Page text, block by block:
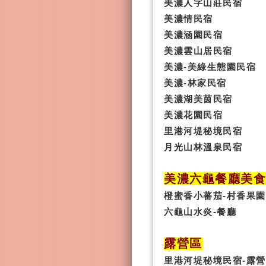
美濃人字山莊民宿
美濃情民宿
美濃涵園民宿
美濃雲山居民宿
美濃-美綠生態園民宿
美濃-林家民宿
美濃湖美茵民宿
美濃花園民宿
里港河堤秘境民宿
月光山林溫泉民宿
美濃六龜餐廳美食
橙蜜香小蕃茄-村香果園
六龜山水炎-餐廳
露營區
里港河堤秘境民宿-露